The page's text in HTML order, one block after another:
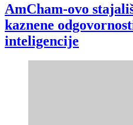
AmCham-ovo
kaznene
inteligencije